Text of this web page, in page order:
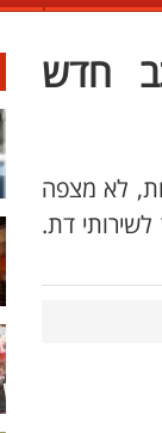
חדש
לא מצפה
דת.